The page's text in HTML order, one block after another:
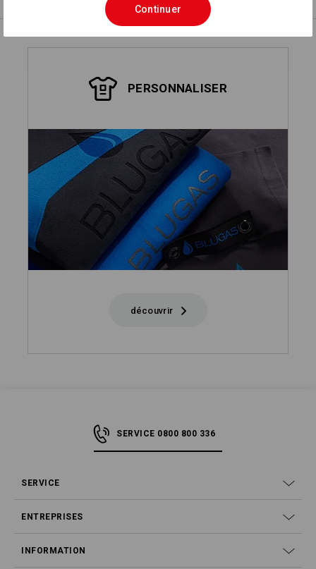
PERSONNALISER
découvrir
SERVICE 0800 800 336
SERVICE
ENTREPRISES
INFORMATION
Continuer